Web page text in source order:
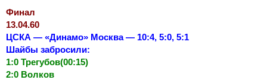
Финал
13.04.60
ЦСКА — «Динамо» Москва — 10:4, 5:0, 5:1
Шайбы забросили:
1:0 Трегубов(00:15)
2:0 Волков